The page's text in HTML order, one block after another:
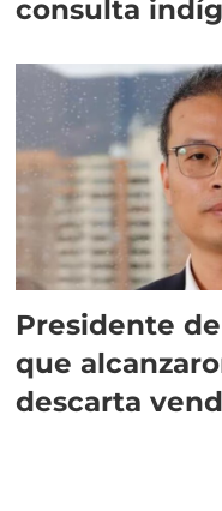
consulta
Presidente
que
descarta